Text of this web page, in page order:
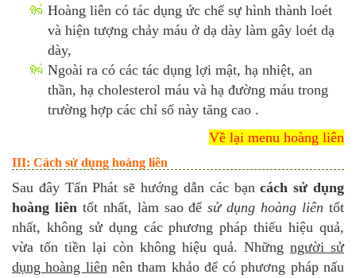
Hoàng liên có tác dụng ức chế sự hình thành loét
và hiện tượng chảy máu ở dạ dày làm gây loét dạ
dày,
Ngoài ra có các tác dụng lợi mật, hạ nhiệt, an
thần, hạ cholesterol máu và hạ đường máu trong
trường hợp các chỉ số này tăng cao .
Về lại menu hoàng liên
III: Cách sử dụng hoàng liên
Sau đây Tấn Phát sẽ hướng dẫn các bạncách sử dụng
hoàng liêntốt nhất, làm sao đểsử dụng hoàng liên tốt
nhất, không sử dụng các phương pháp thiếu hiệu quả,
vừa tốn tiền lại còn không hiệu quả. Những người sử
dụng hoàng liênnên tham khảo để có phương pháp nấu